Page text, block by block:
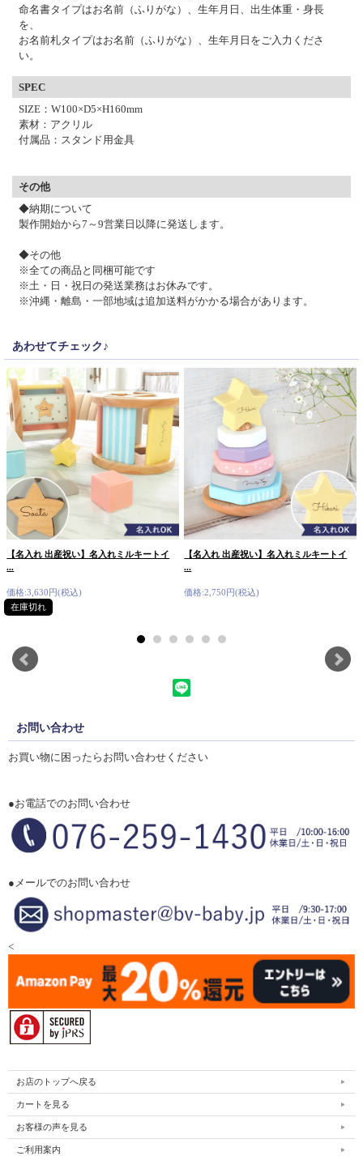
命名書タイプはお名前（ふりがな）、生年月日、出生体重・身長
を、
お名前札タイプはお名前（ふりがな）、生年月日をご入力くださ
い。
SPEC
SIZE：W100×D5×H160mm
素材：アクリル
付属品：スタンド用金具
その他
◆納期について
製作開始から7～9営業日以降に発送します。
◆その他
※全ての商品と同梱可能です
※土・日・祝日の発送業務はお休みです。
※沖縄・離島・一部地域は追加送料がかかる場合があります。
あわせてチェック♪
【名入れ 出産祝い】名入れミルキートイ
...
価格:3,630円(税込)
在庫切れ
【名入れ 出産祝い】名入れミルキートイ
...
価格:2,750円(税込)
お問い合わせ
お買い物に困ったらお問い合わせください
●お電話でのお問い合わせ
●メールでのお問い合わせ
<
お店のトップへ戻る
カートを見る
お客様の声を見る
ご利用案内